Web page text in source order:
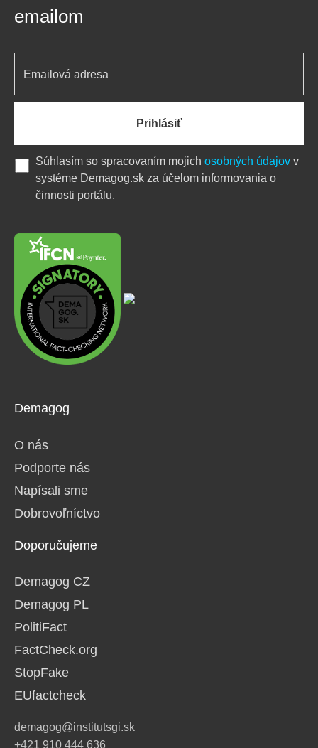
Demagog
O nás
Podporte nás
Napísali sme
Dobrovoľníctvo
Doporučujeme
Demagog CZ
Demagog PL
PolitiFact
FactCheck.org
StopFake
EUfactcheck
demagog@institutsgi.sk
+421 910 444 636
emailom
Prihlásiť
Súhlasím so spracovaním mojich osobných údajov v
systéme Demagog.sk za účelom informovania o
činnosti portálu.